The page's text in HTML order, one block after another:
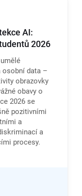
AI:
2026
osobní data –
obrazovky
obavy o
2026 se
pozitivními
a
a
procesy.